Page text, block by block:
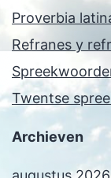
Proverbia
Refranes y
Twentse
Archieven